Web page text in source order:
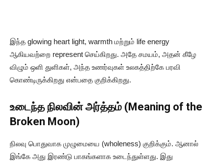
இந்த glowing heart light, warmth மற்றும் life energy
ஆகியவற்றை represent செய்கிறது. அதே சமயம், அதன் கீழே
விழும் ஒளி துளிகள், அந்த உணர்வுகள் உலகத்திற்கே பரவி
கொண்டிருக்கிறது என்பதை குறிக்கிறது.
உடைந்த நிலவின் அர்த்தம் (Meaning of the
Broken Moon)
நிலவு பொதுவாக முழுமையை (wholeness) குறிக்கும். ஆனால்
இங்கே அது இரண்டு பாகங்களாக உடைந்துள்ளது. இது